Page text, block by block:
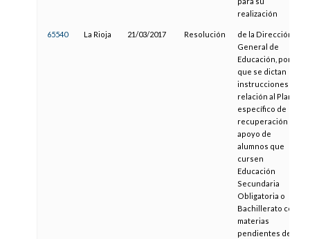
realización
65540 La Rioja 21/03/2017 Resolución
de la Dirección
General de
Educación, por la
que se dictan
instrucciones en
relación al Plan
específico de
recuperación y
apoyo de
alumnos que
cursen
Educación
Secundaria
Obligatoria o
Bachillerato con
materias
pendientes de